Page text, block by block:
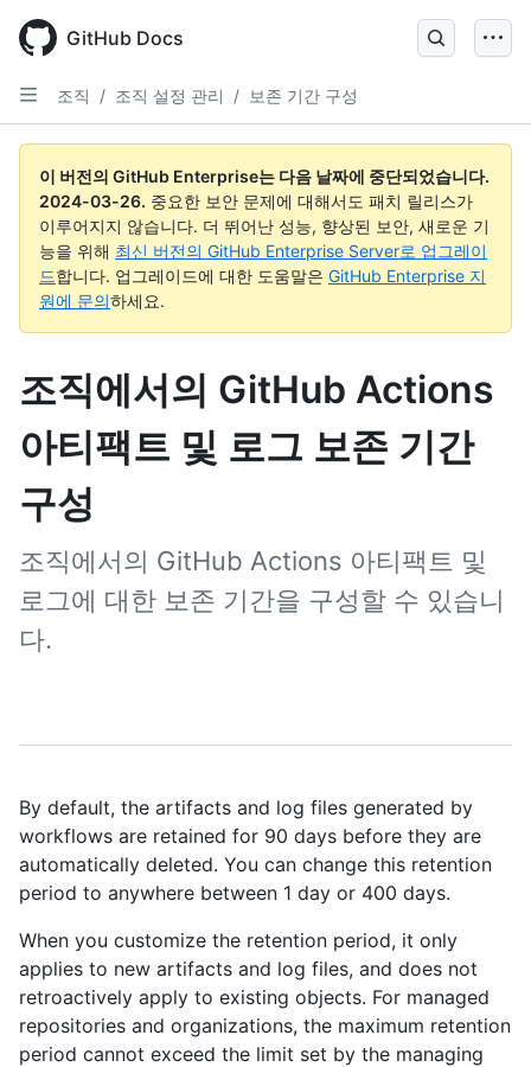
main
content
GitHub Docs
조직 / 조직 설정 관리 / 보존 기간 구성
이 버전의 GitHub Enterprise는 다음 날짜에 중단되었습니다.
2024-03-26. 중요한 보안 문제에 대해서도 패치 릴리스가
이루어지지 않습니다. 더 뛰어난 성능, 향상된 보안, 새로운 기
능을 위해 최신 버전의 GitHub Enterprise Server로 업그레이
드합니다. 업그레이드에 대한 도움말은 GitHub Enterprise 지
원에 문의하세요.
조직에서의 GitHub Actions
아티팩트 및 로그 보존 기간
구성
조직에서의 GitHub Actions 아티팩트 및
로그에 대한 보존 기간을 구성할 수 있습니
다.
By default, the artifacts and log files generated by
workflows are retained for 90 days before they are
automatically deleted. You can change this retention
period to anywhere between 1 day or 400 days.
When you customize the retention period, it only
applies to new artifacts and log files, and does not
retroactively apply to existing objects. For managed
repositories and organizations, the maximum retention
period cannot exceed the limit set by the managing